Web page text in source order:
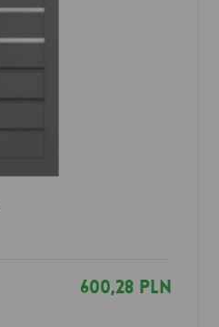
600,28 PLN